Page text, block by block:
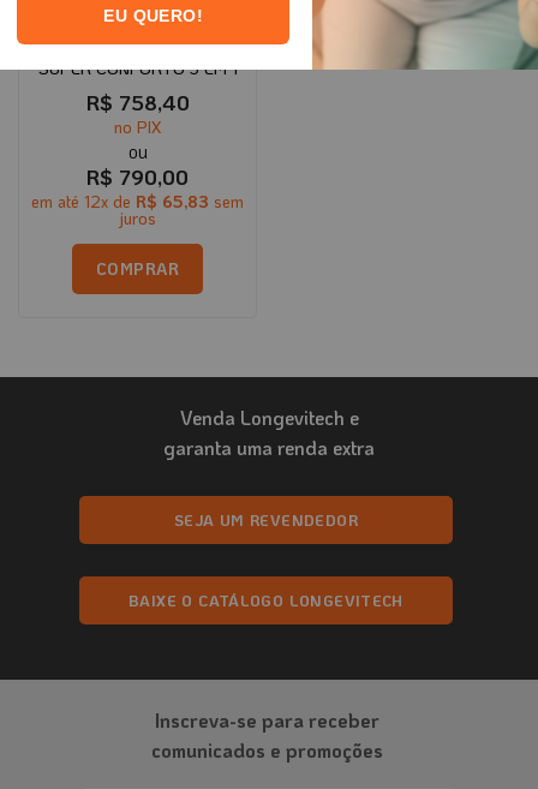
BANQUETA PARA BANHO
SUPER CONFORTO 3 EM 1
R$ 758,40
no PIX
R$ 790,00
em até 12x de R$ 65,83 sem
juros
COMPRAR
Venda Longevitech e
garanta uma renda extra
SEJA UM REVENDEDOR
BAIXE O CATÁLOGO LONGEVITECH
Inscreva-se para receber
comunicados e promoções
EU QUERO!